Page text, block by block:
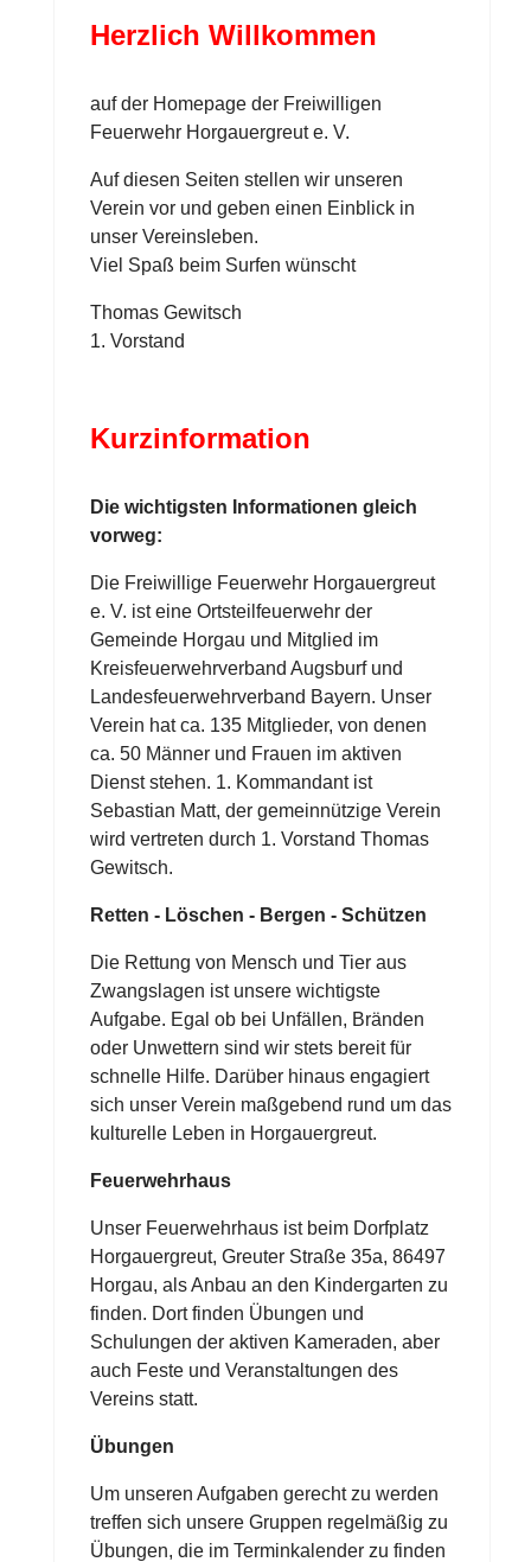
Herzlich Willkommen
auf der Homepage der Freiwilligen
Feuerwehr Horgauergreut e. V.
Auf diesen Seiten stellen wir unseren
Verein vor und geben einen Einblick in
unser Vereinsleben.
Viel Spaß beim Surfen wünscht
Thomas Gewitsch
1. Vorstand
Kurzinformation
Die wichtigsten Informationen gleich
vorweg:
Die Freiwillige Feuerwehr Horgauergreut
e. V. ist eine Ortsteilfeuerwehr der
Gemeinde Horgau und Mitglied im
Kreisfeuerwehrverband Augsburf und
Landesfeuerwehrverband Bayern. Unser
Verein hat ca. 135 Mitglieder, von denen
ca. 50 Männer und Frauen im aktiven
Dienst stehen. 1. Kommandant ist
Sebastian Matt, der gemeinnützige Verein
wird vertreten durch 1. Vorstand Thomas
Gewitsch.
Retten - Löschen - Bergen - Schützen
Die Rettung von Mensch und Tier aus
Zwangslagen ist unsere wichtigste
Aufgabe. Egal ob bei Unfällen, Bränden
oder Unwettern sind wir stets bereit für
schnelle Hilfe. Darüber hinaus engagiert
sich unser Verein maßgebend rund um das
kulturelle Leben in Horgauergreut.
Feuerwehrhaus
Unser Feuerwehrhaus ist beim Dorfplatz
Horgauergreut, Greuter Straße 35a, 86497
Horgau, als Anbau an den Kindergarten zu
finden. Dort finden Übungen und
Schulungen der aktiven Kameraden, aber
auch Feste und Veranstaltungen des
Vereins statt.
Übungen
Um unseren Aufgaben gerecht zu werden
treffen sich unsere Gruppen regelmäßig zu
Übungen, die im Terminkalender zu finden